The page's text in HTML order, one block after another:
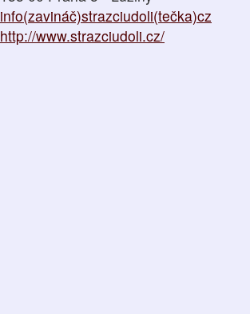
info(zavináč)strazciudoli(tečka)cz
http://www.strazciudoli.cz/